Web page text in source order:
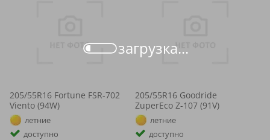
загрузка...
205/55R16 Fortune FSR-702
Viento (94W)
летние
доступно
205/55R16 Goodride
ZuperEco Z-107 (91V)
летние
доступно